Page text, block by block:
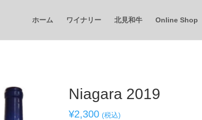
ホーム ワイナリー 北見和牛 Online Shop
Niagara 2019
¥2,300 (税込)